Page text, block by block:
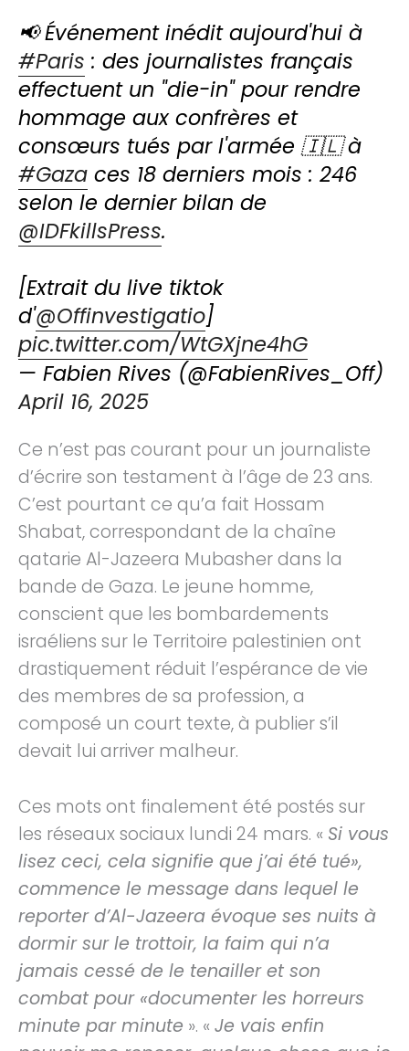
📢 Événement inédit aujourd'hui à
#Paris : des journalistes français
effectuent un "die-in" pour rendre
hommage aux confrères et
consœurs tués par l'armée 🇮🇱 à
#Gaza ces 18 derniers mois : 246
selon le dernier bilan de
@IDFkillsPress.
[Extrait du live tiktok
d'@Offinvestigatio]
pic.twitter.com/WtGXjne4hG
— Fabien Rives (@FabienRives_Off)
April 16, 2025
Ce n’est pas courant pour un journaliste
d’écrire son testament à l’âge de 23 ans.
C’est pourtant ce qu’a fait Hossam
Shabat, correspondant de la chaîne
qatarie Al-Jazeera Mubasher dans la
bande de Gaza. Le jeune homme,
conscient que les bombardements
israéliens sur le Territoire palestinien ont
drastiquement réduit l’espérance de vie
des membres de sa profession, a
composé un court texte, à publier s’il
devait lui arriver malheur.
Ces mots ont finalement été postés sur
les réseaux sociaux lundi 24 mars. « Si vous
lisez ceci, cela signifie que j’ai été tué»,
commence le message dans lequel le
reporter d’Al-Jazeera évoque ses nuits à
dormir sur le trottoir, la faim qui n’a
jamais cessé de le tenailler et son
combat pour «documenter les horreurs
minute par minute ». « Je vais enfin